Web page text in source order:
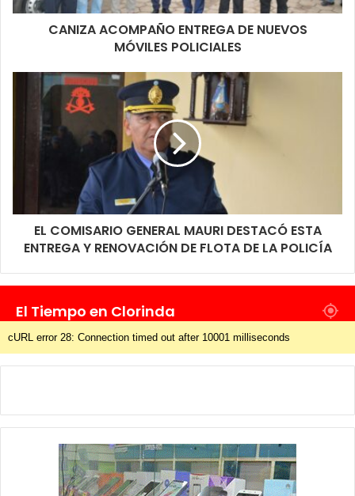
CANIZA ACOMPAÑO ENTREGA DE NUEVOS
MÓVILES POLICIALES
EL COMISARIO GENERAL MAURI DESTACÓ ESTA
ENTREGA Y RENOVACIÓN DE FLOTA DE LA POLICÍA
El Tiempo en Clorinda
cURL error 28: Connection timed out after 10001 milliseconds